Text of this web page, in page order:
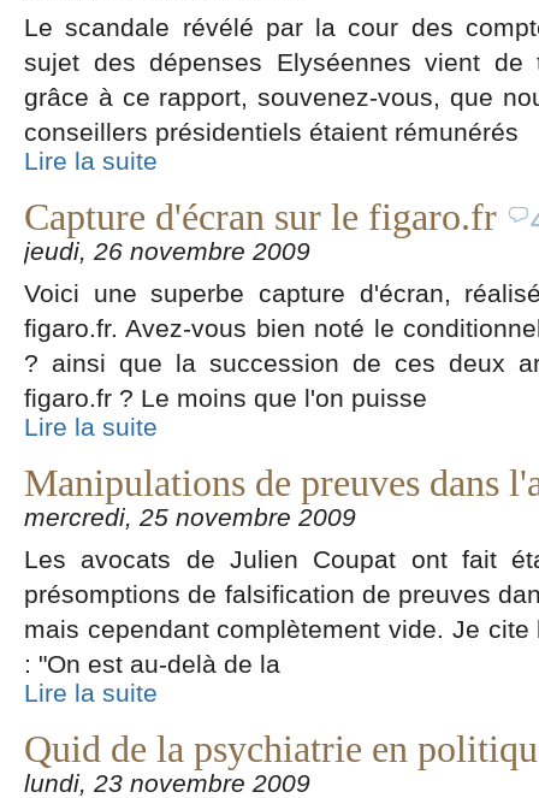
Le scandale révélé par la cour des
sujet des dépenses Elyséennes vient de
grâce à ce rapport, souvenez-vous, que
conseillers présidentiels étaient rémunérés
Lire la suite
Capture d'écran sur le figaro.fr
jeudi, 26 novembre 2009
Voici une superbe capture d'écran,
figaro.fr. Avez-vous bien noté le
? ainsi que la succession de ces deux
figaro.fr ? Le moins que l'on puisse
Lire la suite
Manipulations de preuves dans
mercredi, 25 novembre 2009
Les avocats de Julien Coupat ont fait
présomptions de falsification de preuves
mais cependant complètement vide. Je
: "On est au-delà de la
Lire la suite
Quid de la psychiatrie en
lundi, 23 novembre 2009